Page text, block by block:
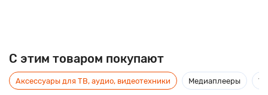
C этим товаром покупают
Аксессуары для ТВ, аудио, видеотехники Медиаплееры